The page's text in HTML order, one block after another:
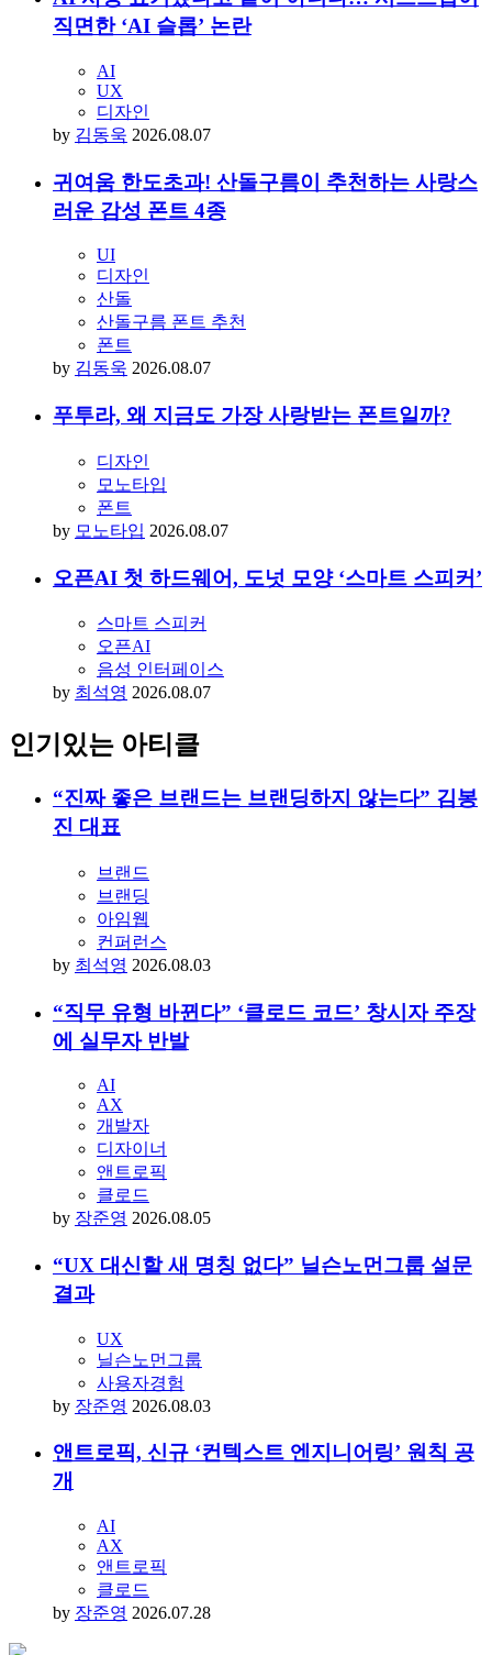
직면한 ‘AI 슬롭’ 논란
AI
UX
디자인
by 김동욱 2026.08.07
귀여움 한도초과! 산돌구름이 추천하는 사랑스
러운 감성 폰트 4종
UI
디자인
산돌
산돌구름 폰트 추천
폰트
by 김동욱 2026.08.07
푸투라, 왜 지금도 가장 사랑받는 폰트일까?
디자인
모노타입
폰트
by 모노타입 2026.08.07
오픈AI 첫 하드웨어, 도넛 모양 ‘스마트 스피커’
스마트 스피커
오픈AI
음성 인터페이스
by 최석영 2026.08.07
인기있는 아티클
“진짜 좋은 브랜드는 브랜딩하지 않는다” 김봉
진 대표
브랜드
브랜딩
아임웹
컨퍼런스
by 최석영 2026.08.03
“직무 유형 바뀐다” ‘클로드 코드’ 창시자 주장
에 실무자 반발
AI
AX
개발자
디자이너
앤트로픽
클로드
by 장준영 2026.08.05
“UX 대신할 새 명칭 없다” 닐슨노먼그룹 설문
결과
UX
닐슨노먼그룹
사용자경험
by 장준영 2026.08.03
앤트로픽, 신규 ‘컨텍스트 엔지니어링’ 원칙 공
개
AI
AX
앤트로픽
클로드
by 장준영 2026.07.28